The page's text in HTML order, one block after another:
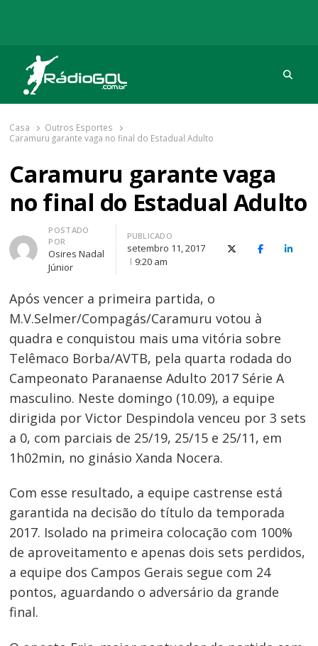
Rádio Gol
Há mais de 20 anos com as melhores coberturas
Casa
Outros Esportes
Caramuru garante vaga no final do Estadual Adulto
Caramuru garante vaga
no final do Estadual Adulto
Autor
POSTADO
POR
Osires Nadal
Júnior
PUBLICADO
setembro 11, 2017
9:20 am
X (Twitter)Facebook
O
Após vencer a primeira partida, o
M.V.Selmer/Compagás/Caramuru votou à
quadra e conquistou mais uma vitória sobre
Telêmaco Borba/AVTB, pela quarta rodada do
Campeonato Paranaense Adulto 2017 Série A
masculino. Neste domingo (10.09), a equipe
dirigida por Victor Despindola venceu por 3 sets
a 0, com parciais de 25/19, 25/15 e 25/11, em
1h02min, no ginásio Xanda Nocera.
Com esse resultado, a equipe castrense está
garantida na decisão do título da temporada
2017. Isolado na primeira colocação com 100%
de aproveitamento e apenas dois sets perdidos,
a equipe dos Campos Gerais segue com 24
pontos, aguardando o adversário da grande
final.